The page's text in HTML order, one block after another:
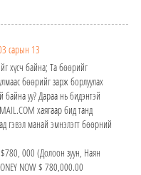
сарын 13
хүсч байна; Та бөөрийг
бөөрийг зарж борлуулах
уу? Дараа нь бидэнтэй
хаягаар бид танд
гэвэл манай эмнэлэгт бөөрний
$780, 000 (Долоон зуун, Наян
NOW $ 780,000.00